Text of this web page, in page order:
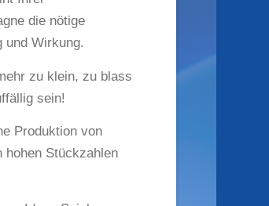
die nötige
und Wirkung.
zu klein, zu blass
sein!
Produktion von
hohen Stückzahlen